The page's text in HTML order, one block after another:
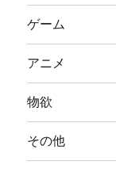
ゲーム
アニメ
物欲
その他